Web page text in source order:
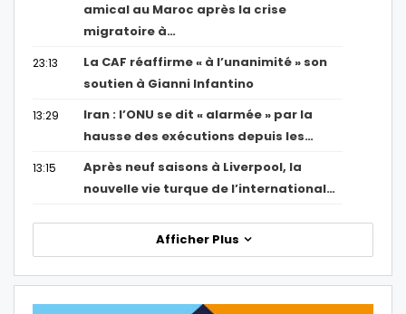
amical au Maroc après la crise
migratoire à…
23:13
La CAF réaffirme « à l’unanimité » son
soutien à Gianni Infantino
13:29
Iran : l’ONU se dit « alarmée » par la
hausse des exécutions depuis les…
13:15
Après neuf saisons à Liverpool, la
nouvelle vie turque de l’international…
Afficher Plus